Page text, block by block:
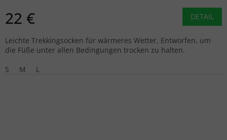
22 € DETAIL
Leichte Trekkingsocken für wärmeres Wetter. Entworfen, um
die Füße unter allen Bedingungen trocken zu halten.
S
M L